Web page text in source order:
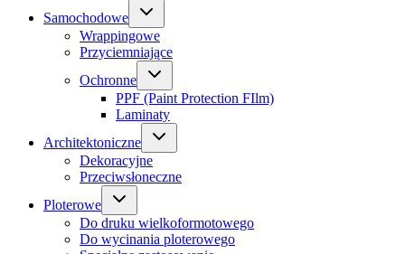
Samochodowe
Wrappingowe
Przyciemniające
Ochronne
PPF (Paint Protection FIlm)
Laminaty
Architektoniczne
Dekoracyjne
Przeciwsłoneczne
Ploterowe
Do druku wielkoformotowego
Do wycinania ploterowego